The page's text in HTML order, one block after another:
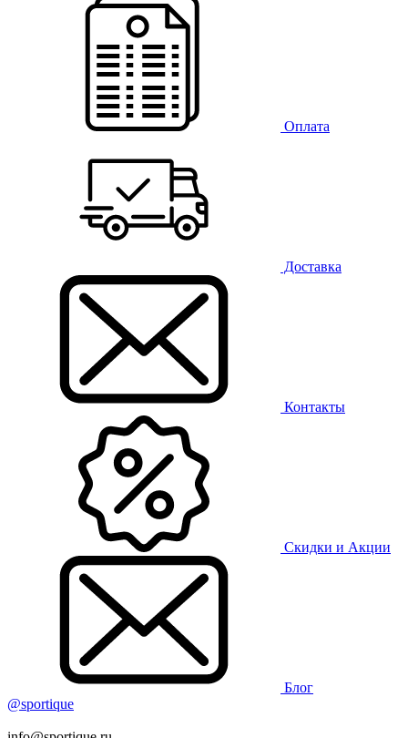
Оплата
Доставка
Контакты
Скидки и Акции
Блог
@sportique